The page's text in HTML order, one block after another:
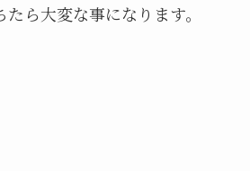
ら大変な事になります。